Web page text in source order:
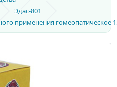
Эдас-801
применения гомеопатическое